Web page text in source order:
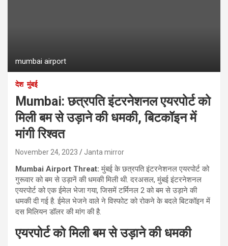
mumbai airport
देश मुंबई
Mumbai: छत्रपति इंटरनेशनल एयरपोर्ट को
मिली बम से उड़ाने की धमकी, बिटकॉइन में
मांगी रिश्वत
November 24, 2023 Janta mirror
Mumbai Airport Threat:मुंबई के छत्रपति इंटरनेशनल एयरपोर्ट को
गुरूवार को बम से उड़ानें की धमकी मिली थी. दरअसल, मुंबई इंटरनेशनल
एयरपोर्ट को एक ईमेल भेजा गया, जिसमें टर्मिनल 2 को बम से उड़ाने की
धमकी दी गई है. ईमेल भेजने वाले ने विस्फोट को रोकने के बदले बिटकॉइन में
दस मिलियन डॉलर की मांग की है.
एयरपोर्ट को मिली बम से उड़ाने की धमकी